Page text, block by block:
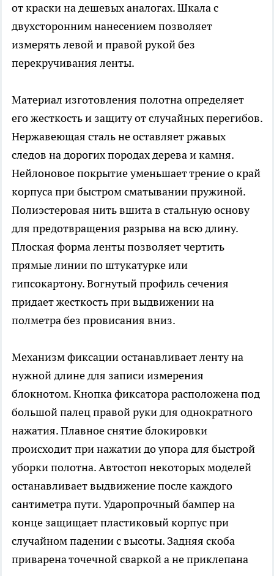
от краски на дешевых аналогах. Шкала с
двухсторонним нанесением позволяет
измерять левой и правой рукой без
перекручивания ленты.
Материал изготовления полотна определяет
его жесткость и защиту от случайных перегибов.
Нержавеющая сталь не оставляет ржавых
следов на дорогих породах дерева и камня.
Нейлоновое покрытие уменьшает трение о край
корпуса при быстром сматывании пружиной.
Полиэстеровая нить вшита в стальную основу
для предотвращения разрыва на всю длину.
Плоская форма ленты позволяет чертить
прямые линии по штукатурке или
гипсокартону. Вогнутый профиль сечения
придает жесткость при выдвижении на
полметра без провисания вниз.
Механизм фиксации останавливает ленту на
нужной длине для записи измерения
блокнотом. Кнопка фиксатора расположена под
большой палец правой руки для однократного
нажатия. Плавное снятие блокировки
происходит при нажатии до упора для быстрой
уборки полотна. Автостоп некоторых моделей
останавливает выдвижение после каждого
сантиметра пути. Ударопрочный бампер на
конце защищает пластиковый корпус при
случайном падении с высоты. Задняя скоба
приварена точечной сваркой а не приклепана